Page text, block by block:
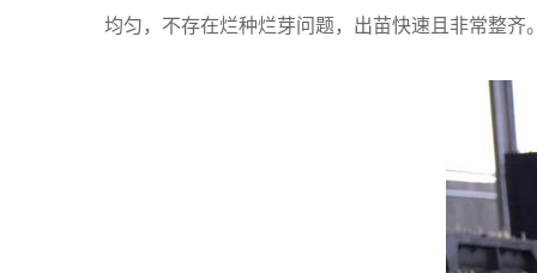
均匀，不存在烂种烂芽问题，出苗快速且非常整齐